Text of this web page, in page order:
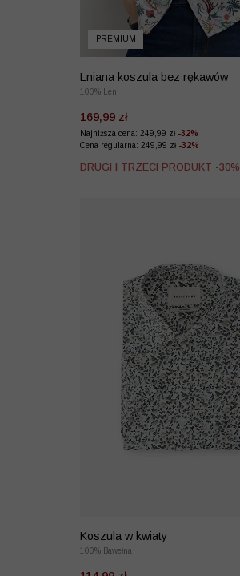
PREMIUM
Lniana koszula bez rękawów
100% Len
169,99 zł
Najniższa cena: 249,99 zł -32%
Cena regularna: 249,99 zł -32%
DRUGI I TRZECI PRODUKT -30%
Koszula w kwiaty
100% Bawełna